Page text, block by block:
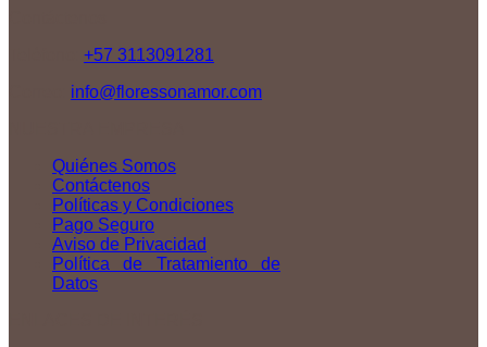
+57 3113091281
info@floressonamor.com
Quiénes Somos
Contáctenos
Políticas y Condiciones
Pago Seguro
Aviso de Privacidad
Política de Tratamiento de
Datos